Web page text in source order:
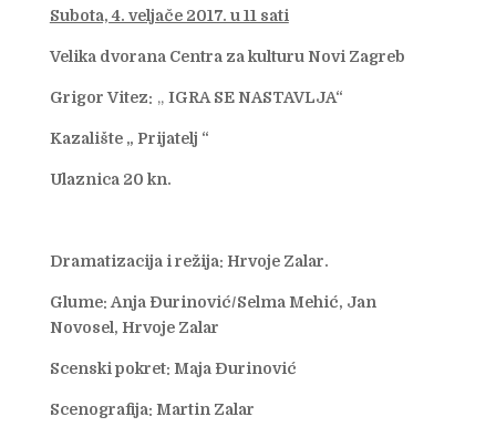
Subota, 4. veljače 2017. u 11 sati
Velika dvorana Centra za kulturu Novi Zagreb
Grigor Vitez: „ IGRA SE NASTAVLJA“
Kazalište „ Prijatelj “
Ulaznica 20 kn.
Dramatizacija i režija: Hrvoje Zalar.
Glume: Anja Đurinović/Selma Mehić, Jan
Novosel, Hrvoje Zalar
Scenski pokret: Maja Đurinović
Scenografija: Martin Zalar